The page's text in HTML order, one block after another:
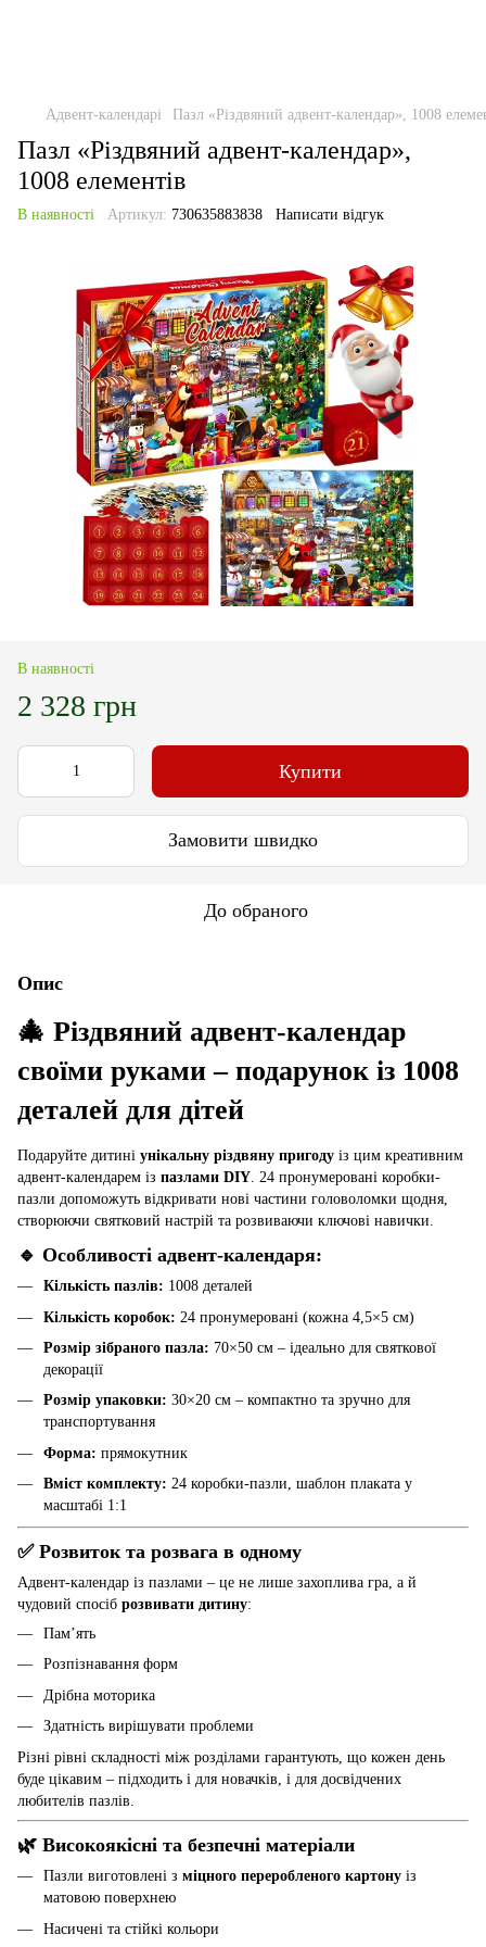
Адвент-календарі Пазл «Різдвяний адвент-календар», 1008
Пазл «Різдвяний адвент-календар»,
1008 елементів
В наявності Артикул: 730635883838 Написати відгук
В наявності
2 328 грн
Купити
Замовити швидко
До обраного
Опис
🎄 Різдвяний адвент-календар
своїми руками – подарунок із 1008
деталей для дітей
Подаруйте дитині унікальну різдвяну пригоду із цим креативним
адвент-календарем із пазлами DIY . 24 пронумеровані коробки-
пазли допоможуть відкривати нові частини головоломки щодня,
створюючи святковий настрій та розвиваючи ключові навички.
🔹 Особливості адвент-календаря:
Кількість пазлів: 1008 деталей
Кількість коробок: 24 пронумеровані (кожна 4,5×5 см)
Розмір зібраного пазла: 70×50 см – ідеально для святкової
декорації
Розмір упаковки: 30×20 см – компактно та зручно для
транспортування
Форма: прямокутник
Вміст комплекту: 24 коробки-пазли, шаблон плаката у
масштабі 1:1
✅ Розвиток та розвага в одному
Адвент-календар із пазлами – це не лише захоплива гра, а й
чудовий спосіб розвивати дитину:
Пам’ять
Розпізнавання форм
Дрібна моторика
Здатність вирішувати проблеми
Різні рівні складності між розділами гарантують, що кожен день
буде цікавим – підходить і для новачків, і для досвідчених
любителів пазлів.
🌿 Високоякісні та безпечні матеріали
Пазли виготовлені з міцного переробленого картону із
матовою поверхнею
Насичені та стійкі кольори